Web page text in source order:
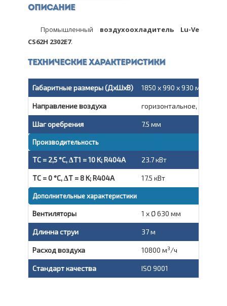
Описание
Промышленный воздухоохладитель Lu-Ve
CS62H 2302E7.
Технические характеристики
Габаритные размеры (ДxШxВ) 1850 x 990 x 930 мм
Направление воздуха горизонтальное,
Шаг оребрения 7.5 мм
Производительность
TC = 2,5 °C, ΔT1 = 10 K; R404A 23.7 кВт
TC = 0 °C, ΔT = 8 K; R404A 17.5 кВт
Дополнительные характеристики
Вентиляторы 1 x Ø 630 мм
Длинна струи 37 м
Расход воздуха 10800 м3/ч
Стандарт качества ISO 9001